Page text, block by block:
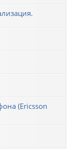
(Ericsson